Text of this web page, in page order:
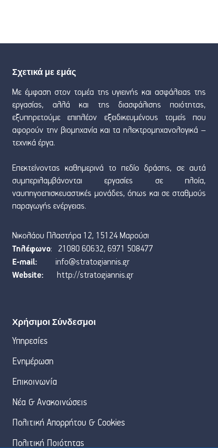
Σχετικά με εμάς
Με έμφαση στον τομέα της υγιεινής και ασφάλειας της
εργασίας, αλλά και της διασφάλισης ποιότητας,
εξυπηρετούμε επιπλέον εξειδικευμένους τομείς που
αφορούν την βιομηχανία και τα ηλεκτρομηχανολογικά –
τεχνικά έργα.
Επεκτείνοντας καθημερινά το πεδίο δράσης, σε αυτά
συμπεριλαμβάνονται εργασίες σε πλοία,
ναυπηγοεπισκευαστικές μονάδες, όπως και σε σταθμούς
παραγωγής ενέργειας.
Νικολάου Πλαστήρα 12, 15124 Μαρούσι
Τηλέφωνο: 21080 60632, 6971 508477
E-mail: info@stratogiannis.gr
Website: http://stratogiannis.gr
Χρήσιμοι Σύνδεσμοι
Υπηρεσίες
Ενημέρωση
Επικοινωνία
Νέα & Ανακοινώσεις
Πολιτική Απορρήτου & Cookies
Πολιτική Ποιότητας